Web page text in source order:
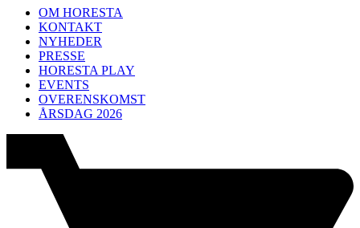
OM HORESTA
KONTAKT
NYHEDER
PRESSE
HORESTA PLAY
EVENTS
OVERENSKOMST
ÅRSDAG 2026